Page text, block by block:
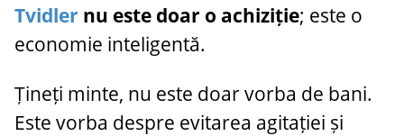
Tvidler nu este doar o achiziție; este o
economie inteligentă.
Țineți minte, nu este doar vorba de bani.
Este vorba despre evitarea agitației și